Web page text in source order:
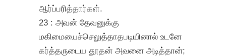
ஆர்ப்பரித்தார்கள்.
23 : அவன் தேவனுக்கு
மகிமையைச்செலுத்தாதபடியினால் உடனே
கர்த்தருடைய தூதன் அவனை அடித்தான்;